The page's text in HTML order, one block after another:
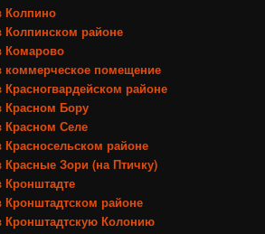
Колпино
Колпинском районе
Комарово
коммерческое помещение
районе
Красном Бору
Красном Селе
Красносельском районе
Красные Зори (на Птичку)
Кронштадте
Кронштадтском районе
Кронштадтскую Колонию